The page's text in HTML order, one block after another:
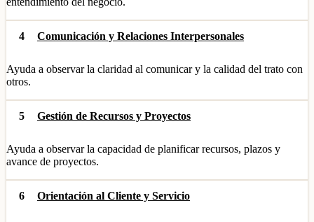
4 Comunicación y Relaciones Interpersonales
Ayuda a observar la claridad al comunicar y la calidad del trato con
otros.
5 Gestión de Recursos y Proyectos
Ayuda a observar la capacidad de planificar recursos, plazos y
avance de proyectos.
6 Orientación al Cliente y Servicio